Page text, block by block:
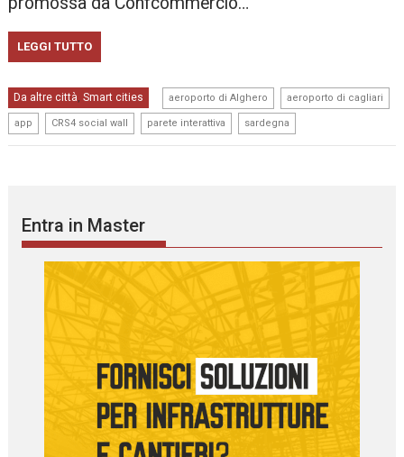
LEGGI TUTTO
Da altre città,Smart cities aeroporto di Alghero aeroporto di cagliari
app CRS4 social wall parete interattiva sardegna
Entra in Master